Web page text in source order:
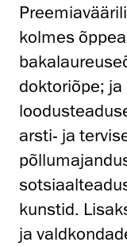
kolmes
doktoriõpe;
arsti- ja
kunstid.
ja